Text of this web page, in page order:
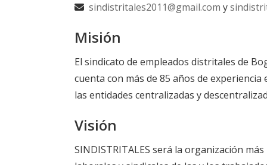
sindistritales2011@gmail.com y
Misión
El sindicato de empleados distritales de
cuenta con más de 85 años de
las entidades centralizadas y
Visión
SINDISTRITALES será la organización